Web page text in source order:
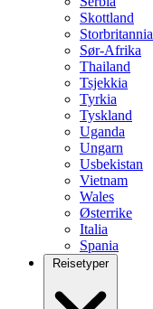
Skottland
Storbritannia
Sør-Afrika
Thailand
Tsjekkia
Tyrkia
Tyskland
Uganda
Ungarn
Usbekistan
Vietnam
Wales
Østerrike
Italia
Spania
Reisetyper